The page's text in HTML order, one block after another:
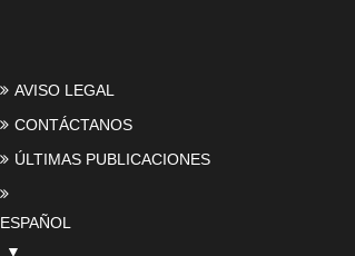
AVISO LEGAL
CONTÁCTANOS
ÚLTIMAS PUBLICACIONES
ESPAÑOL